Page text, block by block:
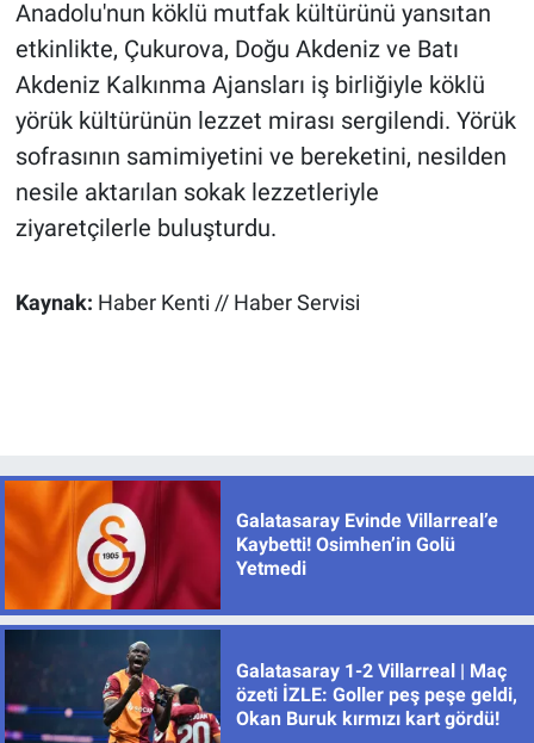
Anadolu'nun köklü mutfak kültürünü yansıtan
etkinlikte, Çukurova, Doğu Akdeniz ve Batı
Akdeniz Kalkınma Ajansları iş birliğiyle köklü
yörük kültürünün lezzet mirası sergilendi. Yörük
sofrasının samimiyetini ve bereketini, nesilden
nesile aktarılan sokak lezzetleriyle
ziyaretçilerle buluşturdu.
Kaynak: Haber Kenti // Haber Servisi
Galatasaray Evinde Villarreal’e
Kaybetti! Osimhen’in Golü
Yetmedi
Galatasaray 1-2 Villarreal | Maç
özeti İZLE: Goller peş peşe geldi,
Okan Buruk kırmızı kart gördü!